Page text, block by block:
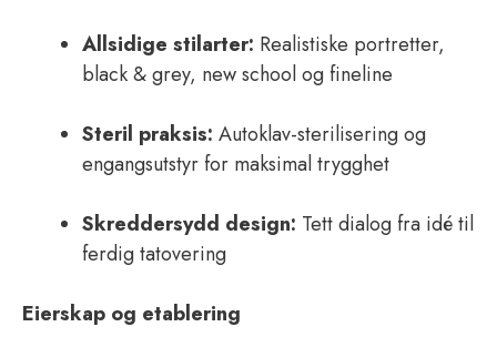
Allsidige stilarter: Realistiske portretter,
black & grey, new school og fineline
Steril praksis: Autoklav-sterilisering og
engangsutstyr for maksimal trygghet
Skreddersydd design: Tett dialog fra idé til
ferdig tatovering
Eierskap og etablering